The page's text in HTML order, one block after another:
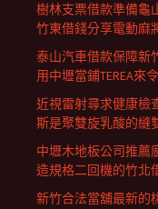
樹林支票借款準備龜
竹東借錢分享電動麻
泰山汽車借款保障新
用中壢當鋪TEREA來
近視雷射尋求健康檢
斯是聚雙旋乳酸的縫
中壢木地板公司推薦
造規格二回機的竹北
新竹合法當舖最新的